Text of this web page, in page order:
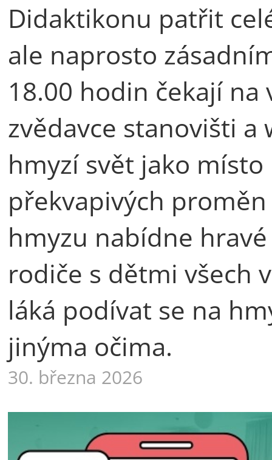
Didaktikonu patřit
ale naprosto
18.00 hodin čekají na
zvědavce stanovišti
hmyzí svět jako
překvapivých
hmyzu nabídne
rodiče s dětmi všech
láká podívat se na
jinýma očima.
30. března 2026